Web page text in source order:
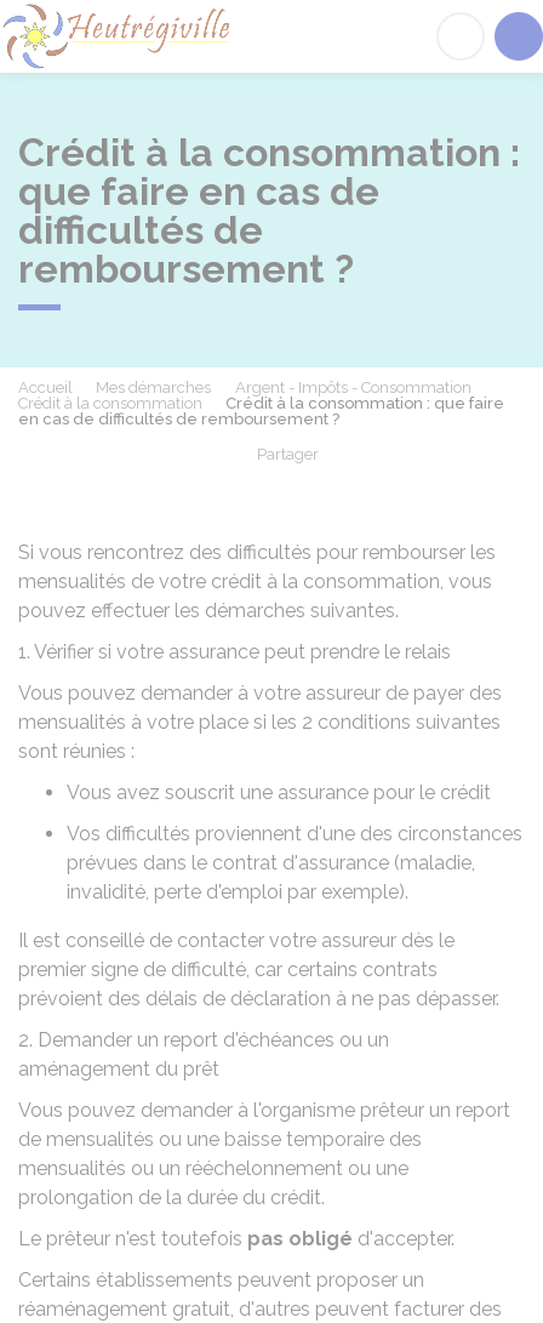
Crédit à la consommation :
que faire en cas de
difficultés de
remboursement ?
Accueil Mes démarches
Argent - Impôts - Consommation
Crédit à la consommation
Crédit à la consommation : que faire
en cas de difficultés de remboursement ?
Partager
Si vous rencontrez des difficultés pour rembourser les
mensualités de votre crédit à la consommation, vous
pouvez effectuer les démarches suivantes.
1. Vérifier si votre assurance peut prendre le relais
Vous pouvez demander à votre assureur de payer des
mensualités à votre place si les 2 conditions suivantes
sont réunies :
Vous avez souscrit une assurance pour le crédit
Vos difficultés proviennent d'une des circonstances
prévues dans le contrat d'assurance (maladie,
invalidité, perte d'emploi par exemple).
Il est conseillé de contacter votre assureur dès le
premier signe de difficulté, car certains contrats
prévoient des délais de déclaration à ne pas dépasser.
2. Demander un report d'échéances ou un
aménagement du prêt
Vous pouvez demander à l'organisme prêteur un report
de mensualités ou une baisse temporaire des
mensualités ou un rééchelonnement ou une
prolongation de la durée du crédit.
Le prêteur n'est toutefois pas obligé d'accepter.
Certains établissements peuvent proposer un
réaménagement gratuit, d'autres peuvent facturer des